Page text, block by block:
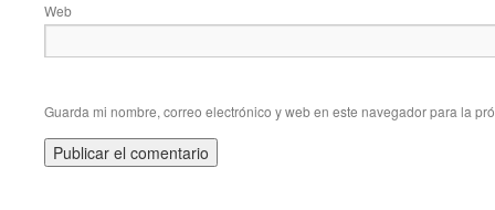
Web
Guarda mi nombre, correo electrónico y web en este navegador para la